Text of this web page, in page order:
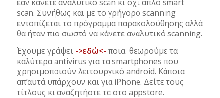
εάν κάνετε αναλυτικό scan κι όχι απλό smart
scan. Συνήθως και με το γρήγορο scanning
εντοπίζεται το πρόγραμμα παρακολούθησης αλλά
θα ήταν πιο σωστό να κάνετε αναλυτικό scanning.
Έχουμε γράψει ->εδώ<- ποια θεωρούμε τα
καλύτερα antivirus για τα smartphones που
χρησιμοποιούν λειτουργικό android. Κάποια
απ’αυτά υπάρχουν και για iPhone. Δείτε τους
τίτλους κι αναζητήστε τα στο appstore.